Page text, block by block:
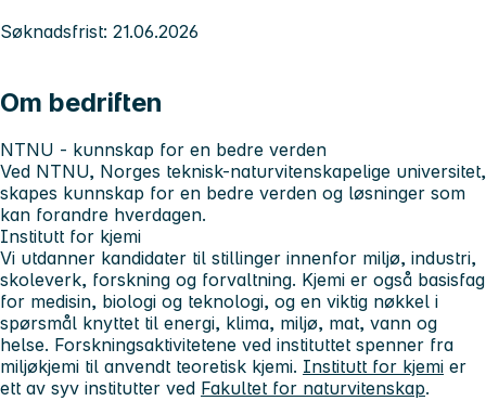
Søknadsfrist: 21.06.2026
Om bedriften
NTNU - kunnskap for en bedre verden
Ved NTNU, Norges teknisk-naturvitenskapelige universitet,
skapes kunnskap for en bedre verden og løsninger som
kan forandre hverdagen.
Institutt for kjemi
Vi utdanner kandidater til stillinger innenfor miljø, industri,
skoleverk, forskning og forvaltning. Kjemi er også basisfag
for medisin, biologi og teknologi, og en viktig nøkkel i
spørsmål knyttet til energi, klima, miljø, mat, vann og
helse. Forskningsaktivitetene ved instituttet spenner fra
miljøkjemi til anvendt teoretisk kjemi. Institutt for kjemi er
ett av syv institutter ved Fakultet for naturvitenskap.